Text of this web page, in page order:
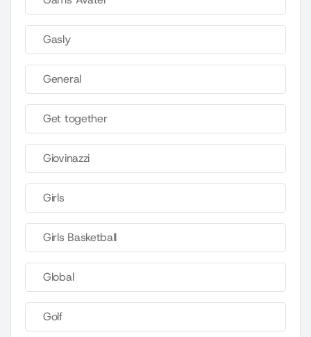
Gasly
General
Get together
Giovinazzi
Girls
Girls Basketball
Global
Golf